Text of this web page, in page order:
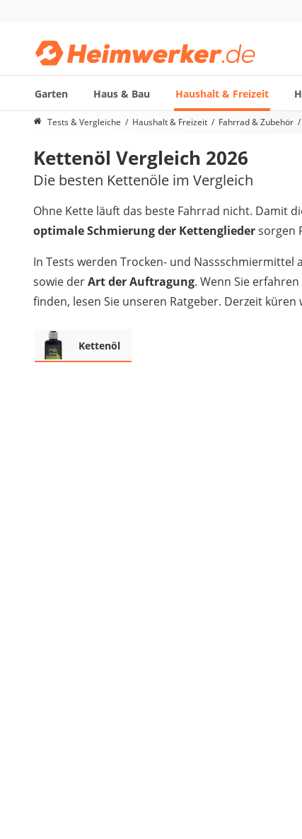
Garten Haus & Bau Haushalt & Freizeit
Die beliebtesten Vergleiche nach Kategorie
Diascanner
Walkie-Talkie Kinder
Nachtsichtgerät
Stunt-Scooter
Gusseisen Bräter
Induktionskochfeld
Tischgeschirrspüler
Elektronische Dartscheibe
Wildkamera
Beschriftungsgerät
Trinkflasche
Thermokanne
Tests & Vergleiche Haushalt & Freizeit Fahrrad & Zubehör
Kettenöl Vergleich 2026
Die besten Kettenöle im Vergleich
Ohne Kette läuft das beste Fahrrad nicht. Damit
optimale Schmierung der Kettengliedersorgen
In Tests werden Trocken- und
sowie derArt der Auftragung. Wenn Sie
finden, lesen Sie unseren Ratgeber. Derzeit küren
Kettenöl